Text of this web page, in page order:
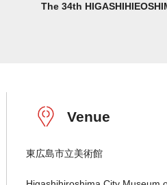
The 34th
Venue
東広島市立美術館